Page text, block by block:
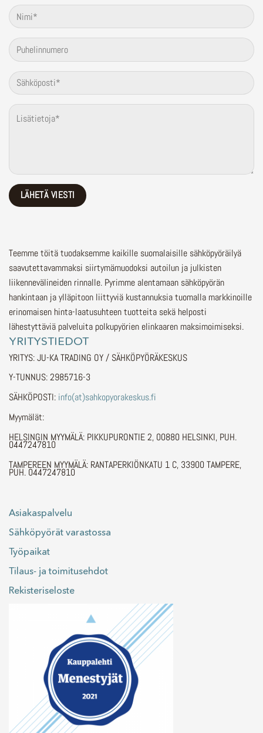
Teemme töitä tuodaksemme kaikille suomalaisille sähköpyöräilyä
saavutettavammaksi siirtymämuodoksi autoilun ja julkisten
liikennevälineiden rinnalle. Pyrimme alentamaan sähköpyörän
hankintaan ja ylläpitoon liittyviä kustannuksia tuomalla markkinoille
erinomaisen hinta-laatusuhteen tuotteita sekä helposti
lähestyttäviä palveluita polkupyörien elinkaaren maksimoimiseksi.
YRITYSTIEDOT
YRITYS: JU-KA TRADING OY / SÄHKÖPYÖRÄKESKUS
Y-TUNNUS: 2985716-3
SÄHKÖPOSTI: info(at)sahkopyorakeskus.fi
Myymälät:
HELSINGIN MYYMÄLÄ: PIKKUPURONTIE 2, 00880 HELSINKI, PUH.
0447247810
TAMPEREEN MYYMÄLÄ: RANTAPERKIÖNKATU 1 C, 33900 TAMPERE,
PUH. 0447247810
Asiakaspalvelu
Sähköpyörät varastossa
Työpaikat
Tilaus- ja toimitusehdot
Rekisteriseloste